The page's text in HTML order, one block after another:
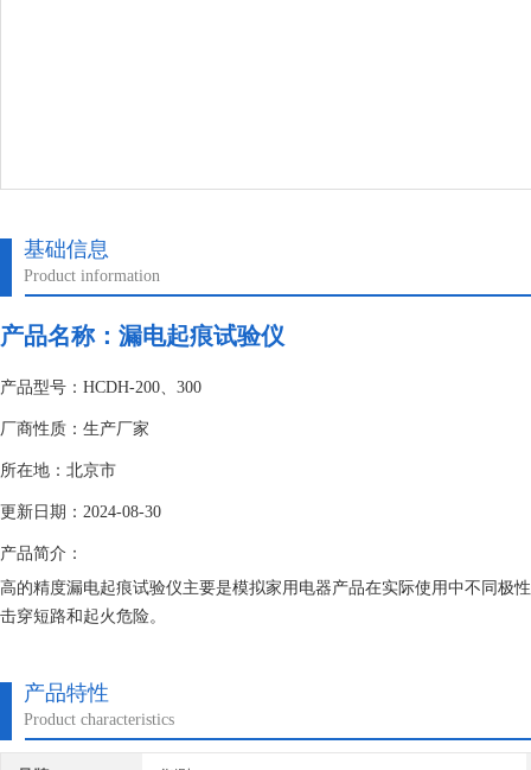
基础信息
Product information
产品名称： 漏电起痕试验仪
产品型号：HCDH-200、300
厂商性质：生产厂家
所在地：北京市
更新日期：2024-08-30
产品简介：
高的精度漏电起痕试验仪主要是模拟家用电器产品在实际使用中不同极
击穿短路和起火危险。
产品特性
Product characteristics